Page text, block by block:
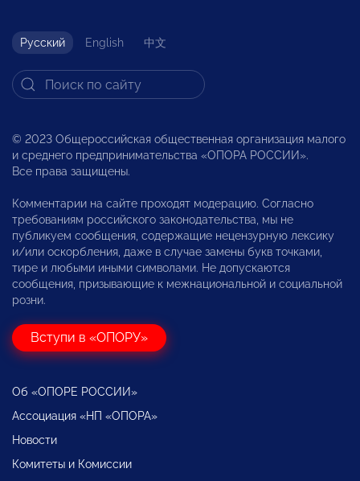
Русский English 中文
© 2023 Общероссийская общественная организация малого
и среднего предпринимательства «ОПОРА РОССИИ».
Все права защищены.
Комментарии на сайте проходят модерацию. Согласно
требованиям российского законодательства, мы не
публикуем сообщения, содержащие нецензурную лексику
и/или оскорбления, даже в случае замены букв точками,
тире и любыми иными символами. Не допускаются
сообщения, призывающие к межнациональной и социальной
розни.
Вступи в «ОПОРУ»
Об «ОПОРЕ РОССИИ»
Ассоциация «НП «ОПОРА»
Новости
Комитеты и Комиссии